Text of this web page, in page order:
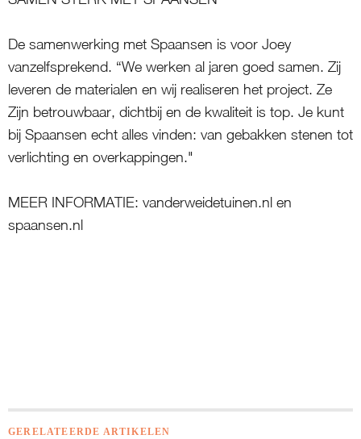
De samenwerking met Spaansen is voor Joey
vanzelfsprekend. “We werken al jaren goed samen. Zij
leveren de materialen en wij realiseren het project. Ze
Zijn betrouwbaar, dichtbij en de kwaliteit is top. Je kunt
bij Spaansen echt alles vinden: van gebakken stenen tot
verlichting en overkappingen."
MEER INFORMATIE: vanderweidetuinen.nl en
spaansen.nl
GERELATEERDE ARTIKELEN